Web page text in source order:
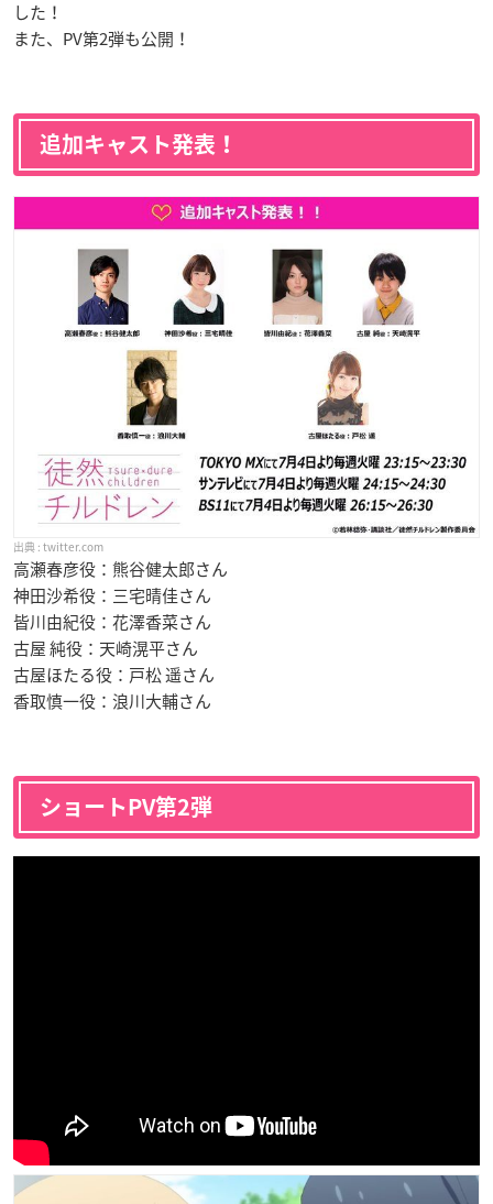
した！
また、PV第2弾も公開！
追加キャスト発表！
twitter.com
高瀬春彦役：熊谷健太郎さん
神田沙希役：三宅晴佳さん
皆川由紀役：花澤香菜さん
古屋 純役：天崎滉平さん
古屋ほたる役：戸松 遥さん
香取慎一役：浪川大輔さん
ショートPV第2弾